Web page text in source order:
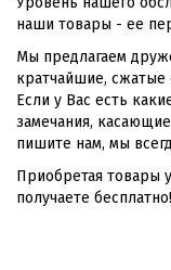
наши товары - ее
Мы предлагаем
кратчайшие, сжатые
Если у Вас есть
замечания,
пишите нам, мы
Приобретая товары
получаете бесплатно!